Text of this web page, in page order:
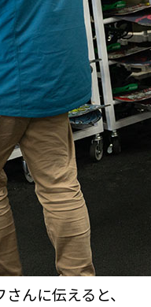
んに伝えると、